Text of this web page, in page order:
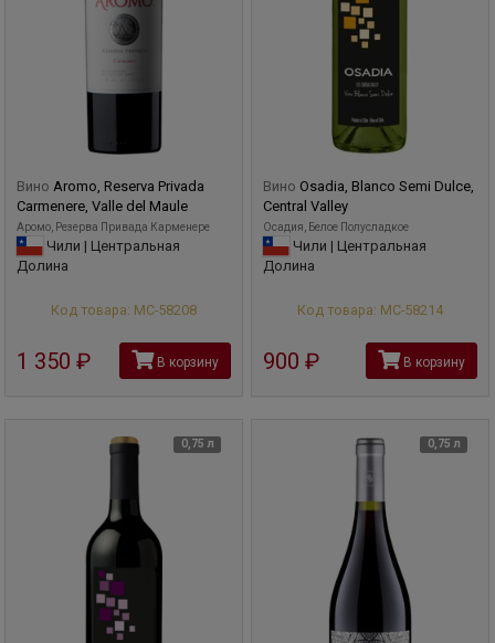
Вино Aromo, Reserva Privada
Carmenere, Valle del Maule
Аромо, Резерва Привада Карменере
Чили | Центральная
Долина
Код товара: МС-58208
1 350 руб В корзину
Вино Osadia, Blanco Semi Dulce,
Central Valley
Осадия, Белое Полусладкое
Чили | Центральная
Долина
Код товара: МС-58214
900 В корзину
0,75 л 0,75 л